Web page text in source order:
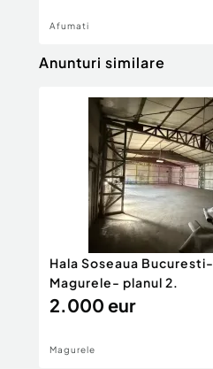
Afumati
Anunturi similare
Hala Soseaua Bucuresti-
Magurele- planul 2.
2.000 eur
Magurele